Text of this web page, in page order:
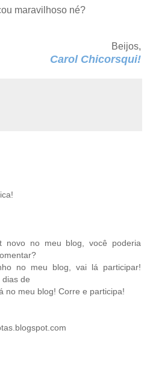
maravilhoso né?
Beijos,
Carol Chicorsqui!
novo no meu blog, você poderia
no meu blog, vai lá participar!
de
no meu blog! Corre e participa!